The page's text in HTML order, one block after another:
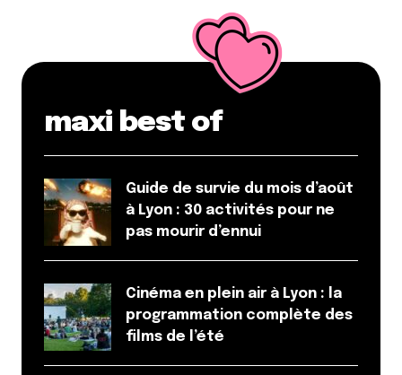
E-mail*
Enregistrer mon nom, mon e-mail et mon site dans le
navigateur pour mon prochain commentaire.
maxi best of
Guide de survie du mois d’août
à Lyon : 30 activités pour ne
pas mourir d’ennui
Cinéma en plein air à Lyon : la
programmation complète des
films de l’été